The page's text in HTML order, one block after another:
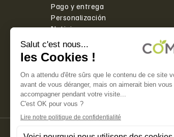
Pago y entrega
Personalización
Noticias
Contacto